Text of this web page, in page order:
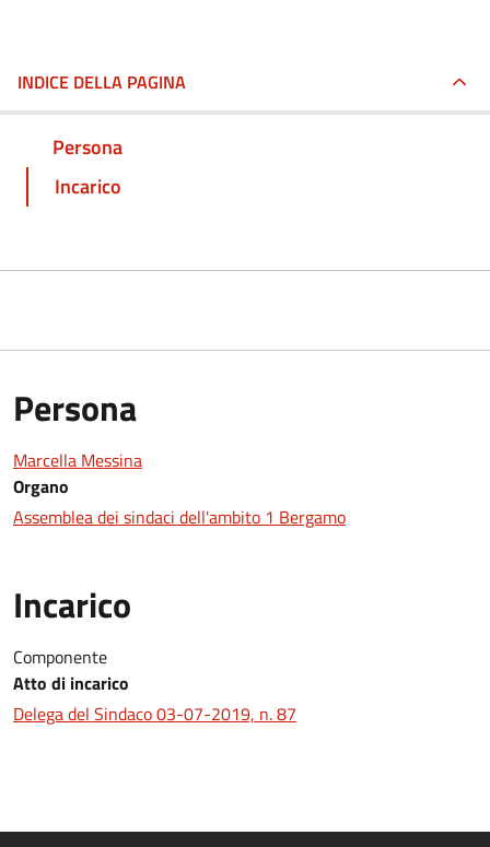
INDICE DELLA PAGINA
Persona
Incarico
Persona
Marcella Messina
Organo
Assemblea dei sindaci dell'ambito 1 Bergamo
Incarico
Componente
Atto di incarico
Delega del Sindaco 03-07-2019, n. 87